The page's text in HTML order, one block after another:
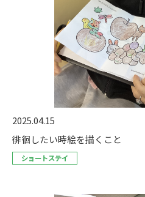
2025.04.15
徘徊したい時絵を描くこと
ショートステイ